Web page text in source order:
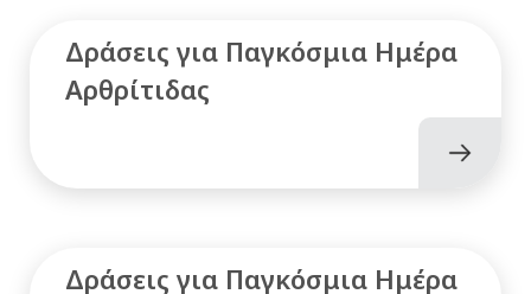
Δράσεις για Παγκόσμια Ημέρα
Αρθρίτιδας
Δράσεις για Παγκόσμια Ημέρα